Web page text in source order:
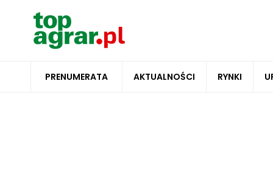
PRENUMERATA AKTUALNOŚCI RYNKI